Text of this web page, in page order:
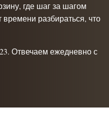
где шаг за шагом
разбираться, что
Отвечаем ежедневно с